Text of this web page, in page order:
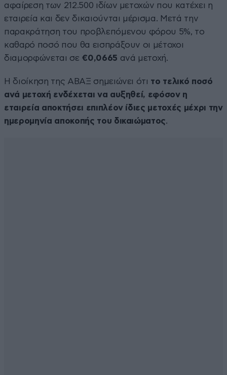
αφαίρεση των 212.500 ιδίων μετοχών που κατέχει η
εταιρεία και δεν δικαιούνται μέρισμα. Μετά την
παρακράτηση του προβλεπόμενου φόρου 5%, το
καθαρό ποσό που θα εισπράξουν οι μέτοχοι
διαμορφώνεται σε €0,0665 ανά μετοχή.
Η διοίκηση της ΑΒΑΞ σημειώνει ότι το τελικό ποσό
ανά μετοχή ενδέχεται να αυξηθεί, εφόσον η
εταιρεία αποκτήσει επιπλέον ίδιες μετοχές μέχρι την
ημερομηνία αποκοπής του δικαιώματος.